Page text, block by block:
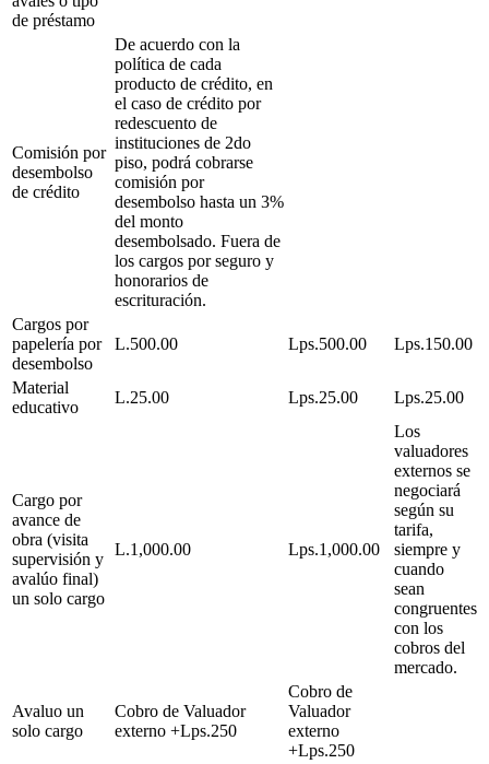
de préstamo
Comisión por
desembolso
de crédito
De acuerdo con la
política de cada
producto de crédito, en
el caso de crédito por
redescuento de
instituciones de 2do
piso, podrá cobrarse
comisión por
desembolso hasta un 3%
del monto
desembolsado. Fuera de
los cargos por seguro y
honorarios de
escrituración.
Cargos por
papelería por
desembolso
L.500.00 Lps.500.00 Lps.150.00
Material
educativo
L.25.00 Lps.25.00 Lps.25.00
Cargo por
avance de
obra (visita
supervisión y
avalúo final)
un solo cargo
L.1,000.00 Lps.1,000.00
Los
valuadores
externos se
negociará
según su
tarifa,
siempre y
cuando
sean
congruentes
con los
cobros del
mercado.
Avaluo un
solo cargo
Cobro de Valuador
externo +Lps.250
Cobro de
Valuador
externo
+Lps.250